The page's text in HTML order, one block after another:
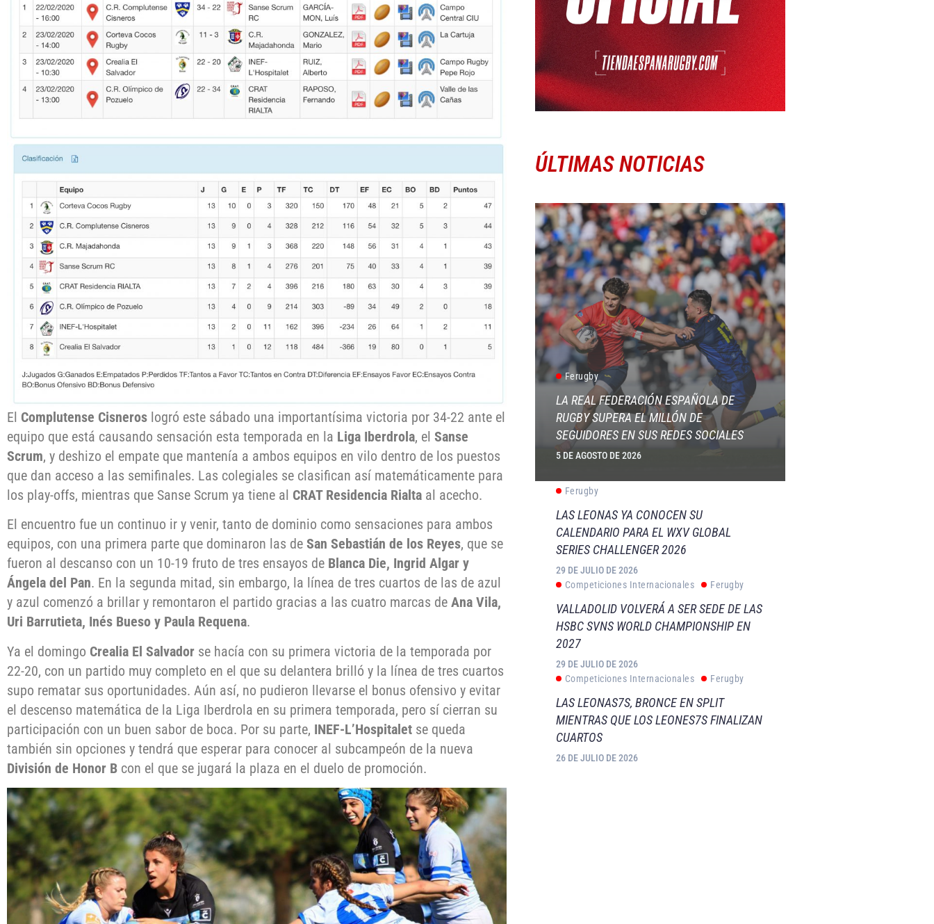
El Complutense Cisneros logró este sábado una importantísima victoria por 34-22 ante el
equipo que está causando sensación esta temporada en la Liga Iberdrola, el Sanse
Scrum, y deshizo el empate que mantenía a ambos equipos en vilo dentro de los puestos
que dan acceso a las semifinales. Las colegiales se clasifican así matemáticamente para
los play-offs, mientras que Sanse Scrum ya tiene al CRAT Residencia Rialta al acecho.
El encuentro fue un continuo ir y venir, tanto de dominio como sensaciones para ambos
equipos, con una primera parte que dominaron las de San Sebastián de los Reyes, que se
fueron al descanso con un 10-19 fruto de tres ensayos de Blanca Die, Ingrid Algar y
Ángela del Pan. En la segunda mitad, sin embargo, la línea de tres cuartos de las de azul
y azul comenzó a brillar y remontaron el partido gracias a las cuatro marcas de Ana Vila,
Uri Barrutieta, Inés Bueso y Paula Requena.
Ya el domingo Crealia El Salvador se hacía con su primera victoria de la temporada por
22-20, con un partido muy completo en el que su delantera brilló y la línea de tres cuartos
supo rematar sus oportunidades. Aún así, no pudieron llevarse el bonus ofensivo y evitar
el descenso matemática de la Liga Iberdrola en su primera temporada, pero sí cierran su
participación con un buen sabor de boca. Por su parte, INEF-L’Hospitalet se queda
también sin opciones y tendrá que esperar para conocer al subcampeón de la nueva
División de Honor B con el que se jugará la plaza en el duelo de promoción.
ÚLTIMAS NOTICIAS
Ferugby
LA REAL FEDERACIÓN ESPAÑOLA DE
RUGBY SUPERA EL MILLÓN DE
SEGUIDORES EN SUS REDES SOCIALES
5 DE AGOSTO DE 2026
Ferugby
LAS LEONAS YA CONOCEN SU
CALENDARIO PARA EL WXV GLOBAL
SERIES CHALLENGER 2026
29 DE JULIO DE 2026
Competiciones Internacionales
Ferugby
VALLADOLID VOLVERÁ A SER SEDE DE LAS
HSBC SVNS WORLD CHAMPIONSHIP EN
2027
29 DE JULIO DE 2026
Competiciones Internacionales
Ferugby
LAS LEONAS7S, BRONCE EN SPLIT
MIENTRAS QUE LOS LEONES7S FINALIZAN
CUARTOS
26 DE JULIO DE 2026